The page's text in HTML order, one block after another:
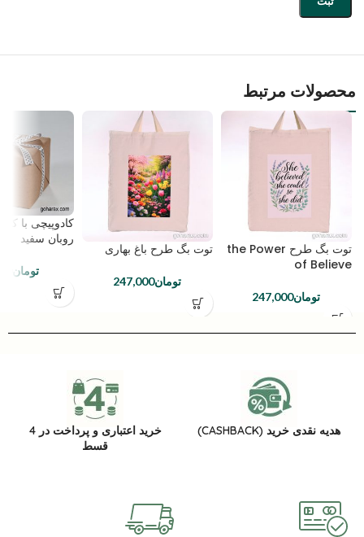
محصولات مرتبط
توت بگ طرح the Power
of Believe
تومان247,000
توت بگ طرح باغ بهاری
تومان247,000
کادوپیچی با
روبان سفید
تومان
هدیه نقدی خرید (CASHBACK)
خرید اعتباری و پرداخت در 4
قسط